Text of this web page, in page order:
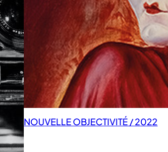
NOUVELLE OBJECTIVITÉ / 2022